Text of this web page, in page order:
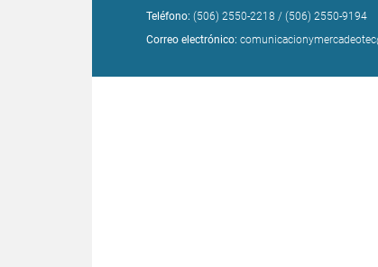
Teléfono: (506) 2550-2218 / (506) 2550-9194
Correo electrónico: